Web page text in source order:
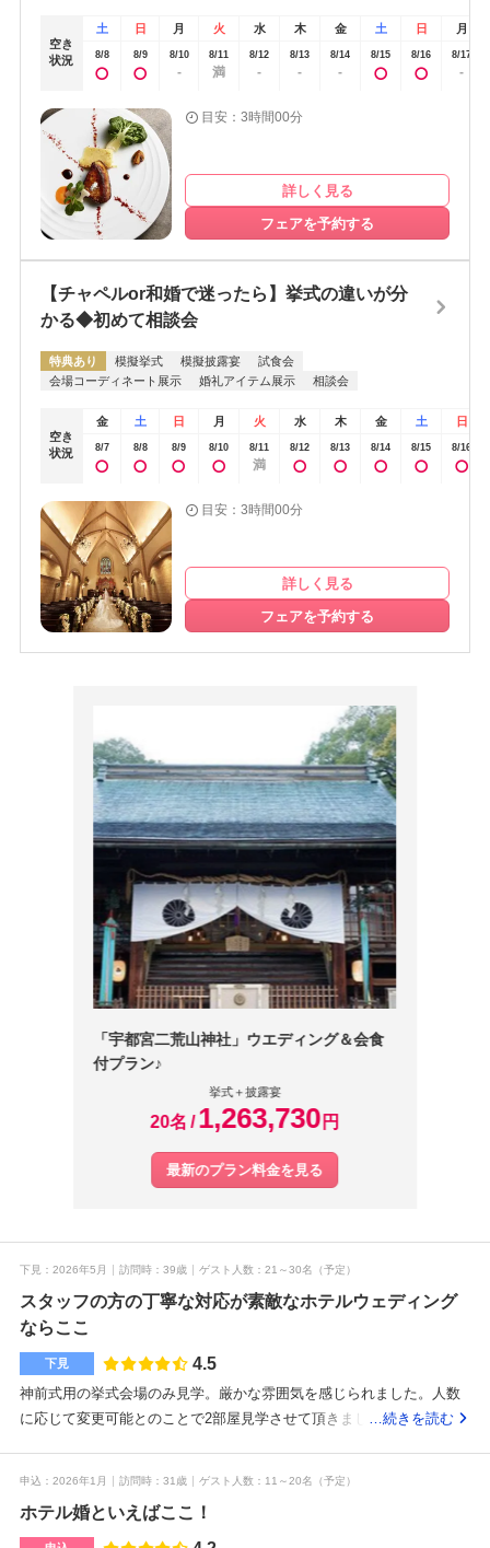
空き
状況
土 日 月 火 水 木 金 土 日 月
8/8 8/9 8/10
-
8/11
満
8/12
-
8/13
-
8/14
-
8/15 8/16 8/17
-
目安：3時間00分
詳しく見る
フェアを予約する
【チャペルor和婚で迷ったら】挙式の違いが分
かる◆初めて相談会
特典あり 模擬挙式 模擬披露宴
試食会
会場コーディネート展示
婚礼アイテム展示 相談会
空き
状況
金 土 日 月 火 水 木 金 土 日
8/7 8/8 8/9 8/10 8/11
満
8/12 8/13 8/14 8/15 8/16
目安：3時間00分
詳しく見る
フェアを予約する
「宇都宮二荒山神社」ウエディング＆会食
付プラン♪
挙式＋披露宴
20名 1,263,730 円
最新のプラン料金を見る
下見 2026年5月 訪問時 39歳 ゲスト人数 21～30名 （予定）
スタッフの方の丁寧な対応が素敵なホテルウェディング
ならここ
下見 4.5
神前式用の挙式会場のみ見学。厳かな雰囲気を感じられました。人数
に応じて変更可能とのことで2部屋見学させて頂きました。実際に着席
えずに伺ったのですが、見積もりを出して頂き、特典内容も考えると
思ったより安いのかな？という感想です。上階レストランにて試食と
…続きを読む
申込 2026年1月 訪問時 31歳 ゲスト人数 11～20名 （予定）
ホテル婚といえばここ！